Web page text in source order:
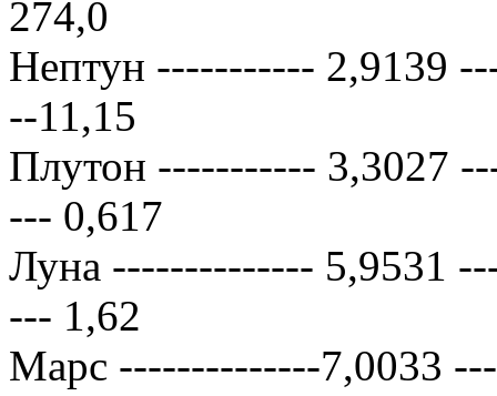
274,0
Нептун ----------- 2,9139
--11,15
Плутон ----------- 3,3027
--- 0,617
Луна -------------- 5,9531
--- 1,62
Марс --------------7,0033